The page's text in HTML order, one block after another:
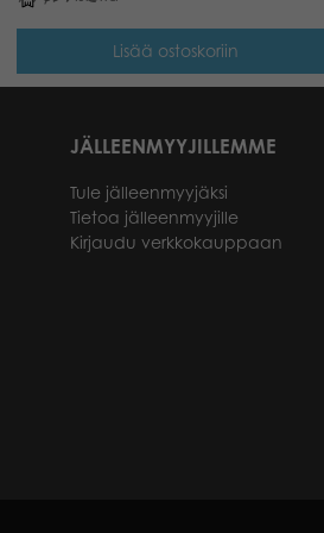
Lisää ostoskoriin
JÄLLEENMYYJILLEMME
Tule jälleenmyyjäksi
Tietoa jälleenmyyjille
Kirjaudu verkkokauppaan